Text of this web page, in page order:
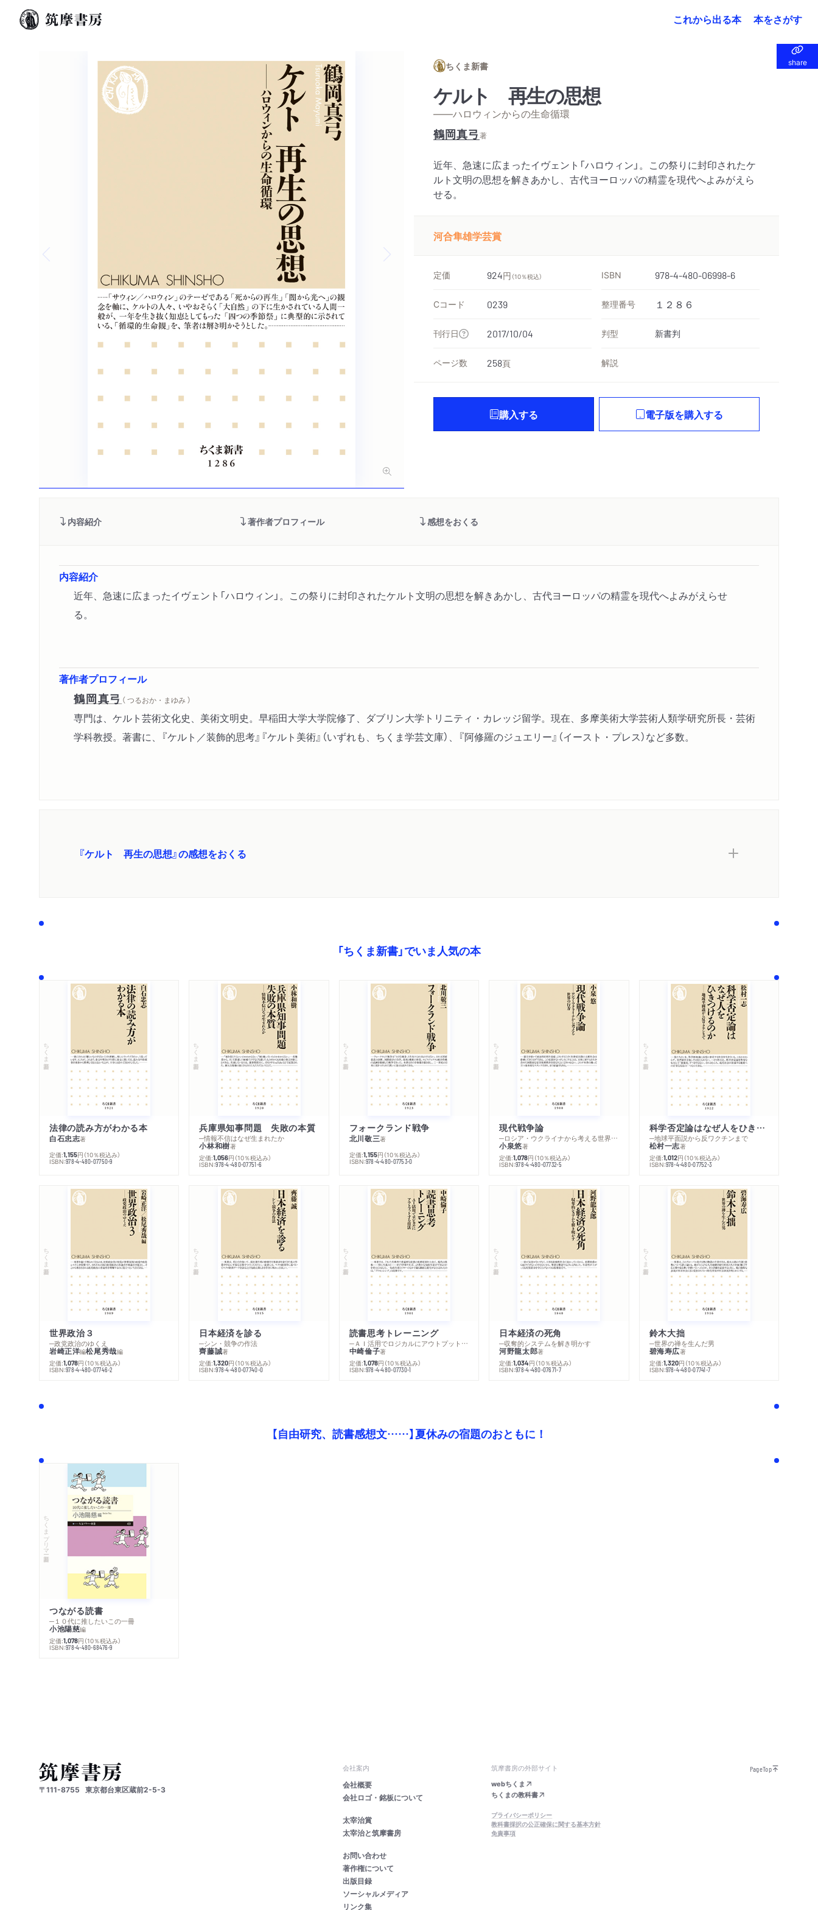
これから出る本 本をさがす
share
share
ちくま新書
ケルト 再生の思想
——ハロウィンからの生命循環
鶴岡真弓著
近年、急速に広まったイヴェント「ハロウィン」。この祭りに封印されたケ
ルト文明の思想を解きあかし、古代ヨーロッパの精霊を現代へよみがえら
せる。
河合隼雄学芸賞
定価 924円 （10％税込） ISBN 978-4-480-06998-6
Cコード 0239 整理番号 １２８６
刊行日 2017/10/04 判型 新書判
ページ数 258頁 解説
購入する 電子版を購入する
内容紹介 著作者プロフィール 感想をおくる
内容紹介
近年、急速に広まったイヴェント「ハロウィン」。この祭りに封印されたケルト文明の思想を解きあかし、古代ヨーロッパの精霊を現代へよみがえらせ
る。
著作者プロフィール
鶴岡真弓 （ つるおか・まゆみ ）
専門は、ケルト芸術文化史、美術文明史。早稲田大学大学院修了、ダブリン大学トリニティ・カレッジ留学。現在、多摩美術大学芸術人類学研究所長・芸術
学科教授。著書に、『ケルト／装飾的思考』『ケルト美術』（いずれも、ちくま学芸文庫）、『阿修羅のジュエリー』（イースト・プレス）など多数。
『ケルト 再生の思想』の感想をおくる
「ちくま新書」でいま人気の本
ちくま新書
法律の読み方がわかる本
白石忠志著
定価:1,155円 （10％税込み）
ISBN:978-4-480-07750-9
ちくま新書
兵庫県知事問題 失敗の本質
─情報不信はなぜ生まれたか
小林和樹著
定価:1,056円 （10％税込み）
ISBN:978-4-480-07751-6
ちくま新書
フォークランド戦争
北川敬三著
定価:1,155円 （10％税込み）
ISBN:978-4-480-07753-0
ちくま新書
現代戦争論
─ロシア・ウクライナから考える世界の行方
小泉悠著
定価:1,078円 （10％税込み）
ISBN:978-4-480-07732-5
ちくま新書
科学否定論はなぜ人をひきつけるのか
─地球平面説から反ワクチンまで
松村一志著
定価:1,012円 （10％税込み）
ISBN:978-4-480-07752-3
ちくま新書
世界政治３
─政党政治のゆくえ
岩崎正洋編松尾秀哉編
定価:1,078円 （10％税込み）
ISBN:978-4-480-07746-2
ちくま新書
日本経済を診る
─シン・競争の作法
齊藤誠著
定価:1,320円 （10％税込み）
ISBN:978-4-480-07740-0
ちくま新書
読書思考トレーニング
─ＡＩ活用でロジカルにアウトプットする技法
中崎倫子著
定価:1,078円 （10％税込み）
ISBN:978-4-480-07730-1
ちくま新書
日本経済の死角
─収奪的システムを解き明かす
河野龍太郎著
定価:1,034円 （10％税込み）
ISBN:978-4-480-07671-7
ちくま新書
鈴木大拙
─世界の禅を生んだ男
碧海寿広著
定価:1,320円 （10％税込み）
ISBN:978-4-480-07741-7
【自由研究、読書感想文……】夏休みの宿題のおともに！
ちくまプリマー新書
つながる読書
─１０代に推したいこの一冊
小池陽慈編
定価:1,078円 （10％税込み）
ISBN:978-4-480-68476-9
〒111-8755 東京都台東区蔵前2-5-3
会社案内
会社概要
会社ロゴ・銘板について
太宰治賞
太宰治と筑摩書房
お問い合わせ
著作権について
出版目録
ソーシャルメディア
リンク集
筑摩書房の外部サイト
webちくま
ちくまの教科書
プライバシーポリシー
教科書採択の公正確保に関する基本方針
免責事項
PageTop